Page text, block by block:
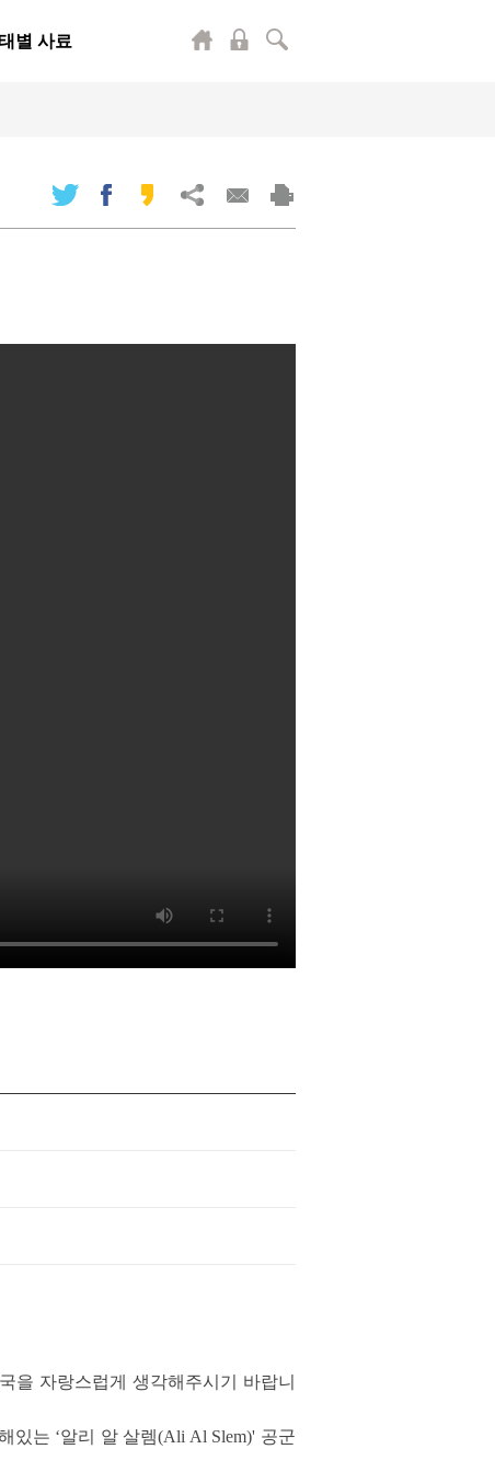
별 사료
을 자랑스럽게 생각해주시기 바랍니
있는 ‘알리 알 살렘(Ali Al Slem)' 공군